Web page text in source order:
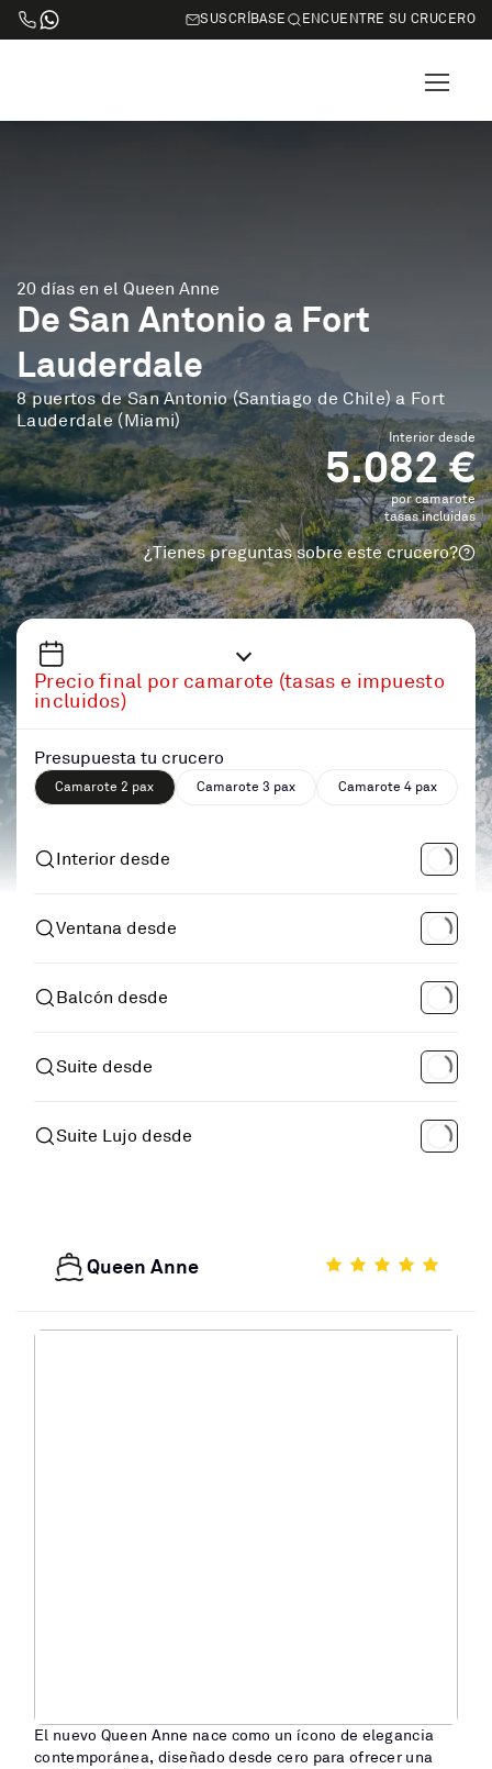
SUSCRÍBASE ENCUENTRE SU CRUCERO
20 días en el Queen Anne
De San Antonio a Fort
Lauderdale
8 puertos de San Antonio (Santiago de Chile) a Fort
Lauderdale (Miami)
Interior desde
5.082 €
por camarote
tasas incluidas
¿Tienes preguntas sobre este crucero?
Precio final por camarote (tasas e impuesto
incluidos)
Presupuesta tu crucero
Camarote 2 pax Camarote 3 pax Camarote 4 pax
Interior desde
Ventana desde
Balcón desde
Suite desde
Suite Lujo desde
Queen Anne
El nuevo Queen Anne nace como un ícono de elegancia
contemporánea, diseñado desde cero para ofrecer una